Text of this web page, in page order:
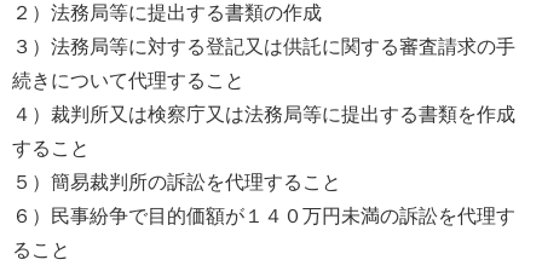
２）法務局等に提出する書類の作成
３）法務局等に対する登記又は供託に関する審査請求の手
続きについて代理すること
４）裁判所又は検察庁又は法務局等に提出する書類を作成
すること
５）簡易裁判所の訴訟を代理すること
６）民事紛争で目的価額が１４０万円未満の訴訟を代理す
ること